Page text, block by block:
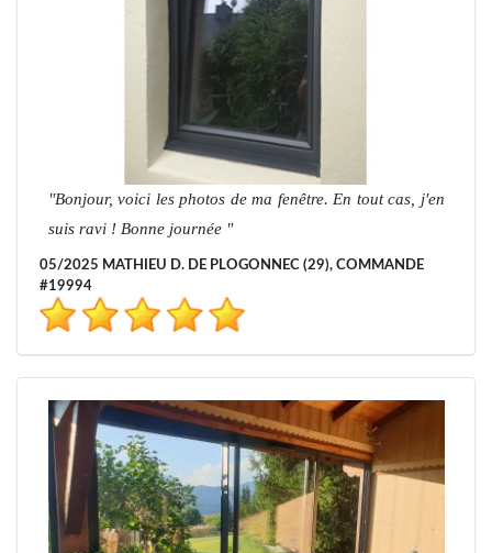
Bonjour, voici les photos de ma fenêtre. En tout cas, j'en
suis ravi ! Bonne journée
05/2025 MATHIEU D. DE PLOGONNEC (29), COMMANDE
#19994